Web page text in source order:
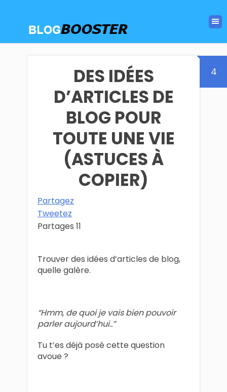
4
DES IDÉES
D’ARTICLES DE
BLOG POUR
TOUTE UNE VIE
(ASTUCES À
COPIER)
Partagez
Tweetez
Partages 11
Trouver des idées d’articles de blog,
quelle galère.
“Hmm, de quoi je vais bien pouvoir
parler aujourd’hui..”
Tu t’es déjà posé cette question
avoue ?